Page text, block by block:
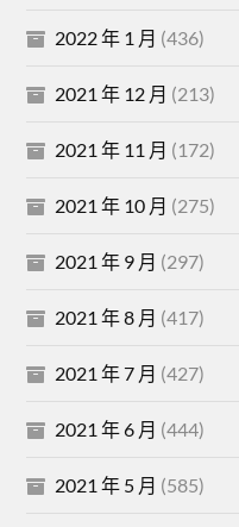
2022 年 1 月 (436)
2021 年 12 月 (213)
2021 年 11 月 (172)
2021 年 10 月 (275)
2021 年 9 月 (297)
2021 年 8 月 (417)
2021 年 7 月 (427)
2021 年 6 月 (444)
2021 年 5 月 (585)